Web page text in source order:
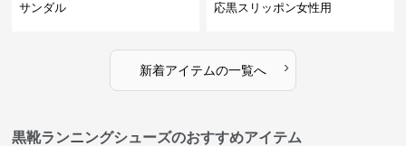
サンダル
応黒スリッポン女性用
新着アイテムの一覧へ ›
黒靴ランニングシューズのおすすめアイテム